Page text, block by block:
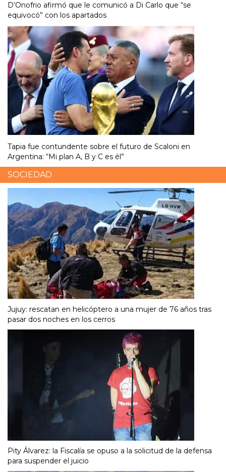
D’Onofrio afirmó que le comunicó a Di Carlo que “se
equivocó” con los apartados
Tapia fue contundente sobre el futuro de Scaloni en
Argentina: “Mi plan A, B y C es él”
SOCIEDAD
Jujuy: rescatan en helicóptero a una mujer de 76 años tras
pasar dos noches en los cerros
Pity Álvarez: la Fiscalía se opuso a la solicitud de la defensa
para suspender el juicio